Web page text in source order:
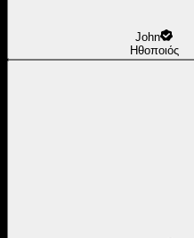
John
Ηθοποιός